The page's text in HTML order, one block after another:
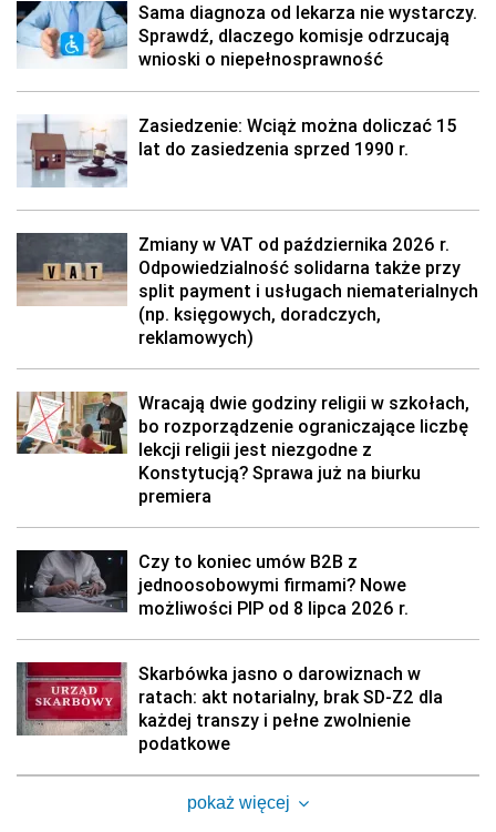
Sama diagnoza od lekarza nie wystarczy.
Sprawdź, dlaczego komisje odrzucają
wnioski o niepełnosprawność
Zasiedzenie: Wciąż można doliczać 15
lat do zasiedzenia sprzed 1990 r.
Zmiany w VAT od października 2026 r.
Odpowiedzialność solidarna także przy
split payment i usługach niematerialnych
(np. księgowych, doradczych,
reklamowych)
Wracają dwie godziny religii w szkołach,
bo rozporządzenie ograniczające liczbę
lekcji religii jest niezgodne z
Konstytucją? Sprawa już na biurku
premiera
Czy to koniec umów B2B z
jednoosobowymi firmami? Nowe
możliwości PIP od 8 lipca 2026 r.
Skarbówka jasno o darowiznach w
ratach: akt notarialny, brak SD-Z2 dla
każdej transzy i pełne zwolnienie
podatkowe
pokaż więcej